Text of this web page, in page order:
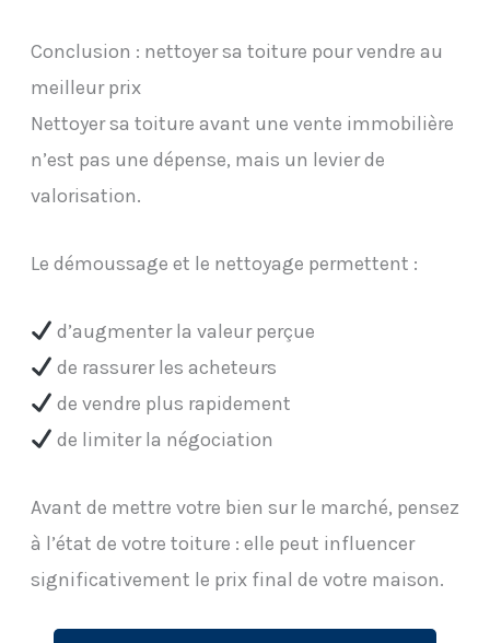
Conclusion : nettoyer sa toiture pour vendre au
meilleur prix
Nettoyer sa toiture avant une vente immobilière
n’est pas une dépense, mais un levier de
valorisation.
Le démoussage et le nettoyage permettent :
d’augmenter la valeur perçue
de rassurer les acheteurs
de vendre plus rapidement
de limiter la négociation
Avant de mettre votre bien sur le marché, pensez
à l’état de votre toiture : elle peut influencer
significativement le prix final de votre maison.